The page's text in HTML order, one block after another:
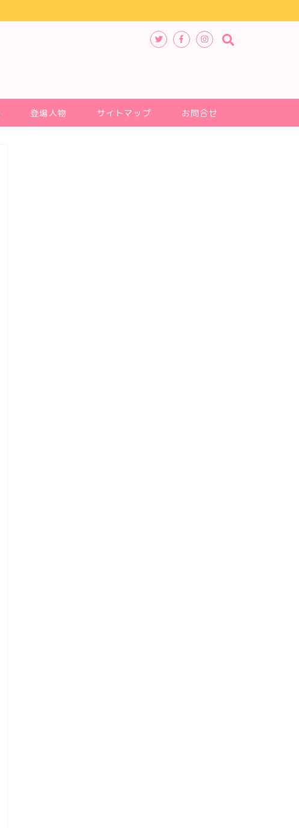
登場人物 サイトマップ お問合せ